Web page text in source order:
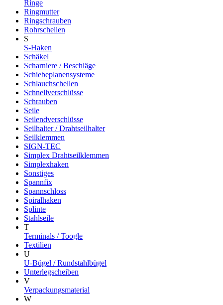
Ringe
Ringmutter
Ringschrauben
Rohrschellen
S
S-Haken
Schäkel
Scharniere / Beschläge
Schiebeplanensysteme
Schlauchschellen
Schnellverschlüsse
Schrauben
Seile
Seilendverschlüsse
Seilhalter / Drahtseilhalter
Seilklemmen
SIGN-TEC
Simplex Drahtseilklemmen
Simplexhaken
Sonstiges
Spannfix
Spannschloss
Spiralhaken
Splinte
Stahlseile
T
Terminals / Toogle
Textilien
U
U-Bügel / Rundstahlbügel
Unterlegscheiben
V
Verpackungsmaterial
W